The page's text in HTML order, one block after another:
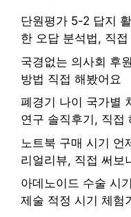
단원평가 5-2 답지
한 오답 분석법, 직
국경없는 의사회 후
방법 직접 해봤어요
폐경기 나이 국가별
연구 솔직후기, 직접
노트북 구매 시기 언
리얼리뷰, 직접 써보
아데노이드 수술 시
제술 적정 시기 체험